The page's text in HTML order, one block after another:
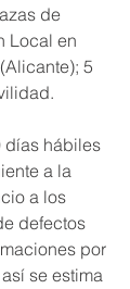
de
Local en
5
días hábiles
a la
a los
defectos
por
se estima